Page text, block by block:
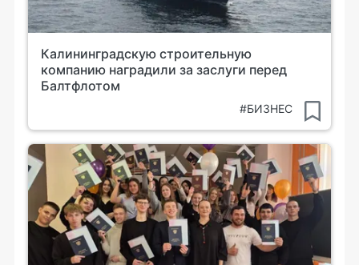
Калининградскую строительную
компанию наградили за заслуги перед
Балтфлотом
#БИЗНЕС